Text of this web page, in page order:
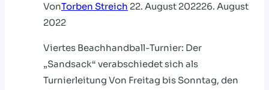
VonTorben Streich 22. August 202226. August
2022
Viertes Beachhandball-Turnier: Der
„Sandsack“ verabschiedet sich als
Turnierleitung Von Freitag bis Sonntag, den